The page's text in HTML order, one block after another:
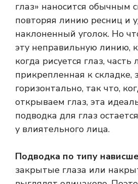
глаз» наносится обычным
повторяя линию ресниц и
наклоненный уголок. Но
эту неправильную линию,
когда рисуется глаз, часть
прикрепленная к складке,
горизонтально, так что,
открываем глаз, эта
подводка для глаз
у влиятельного лица.
Подводка по типу
закрытые глаза или